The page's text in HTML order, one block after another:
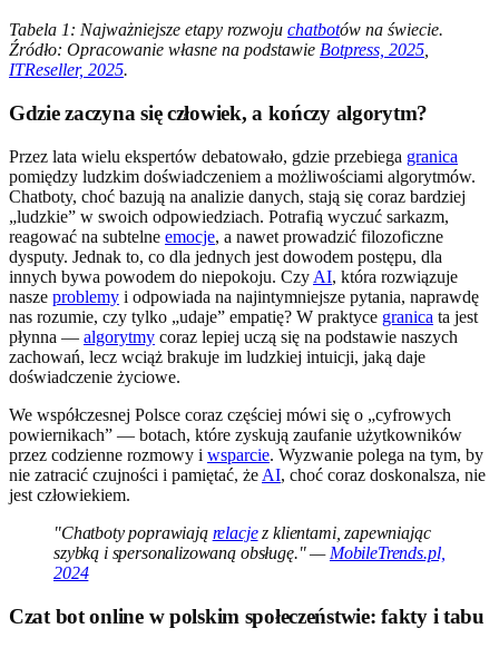
Tabela 1: Najważniejsze etapy rozwoju chatbotów na świecie.
Źródło: Opracowanie własne na podstawie Botpress, 2025
ITReseller, 2025.
Gdzie zaczyna się człowiek, a kończy algorytm?
Przez lata wielu ekspertów debatowało, gdzie przebiega granica
pomiędzy ludzkim doświadczeniem a możliwościami algorytmów.
Chatboty, choć bazują na analizie danych, stają się coraz bardziej
„ludzkie” w swoich odpowiedziach. Potrafią wyczuć sarkazm,
reagować na subtelne emocje, a nawet prowadzić filozoficzne
dysputy. Jednak to, co dla jednych jest dowodem postępu, dla
innych bywa powodem do niepokoju. Czy AI, która rozwiązuje
nasze problemy i odpowiada na najintymniejsze pytania, naprawdę
nas rozumie, czy tylko „udaje” empatię? W praktyce granica ta jest
płynna — algorytmy coraz lepiej uczą się na podstawie naszych
zachowań, lecz wciąż brakuje im ludzkiej intuicji, jaką daje
doświadczenie życiowe.
We współczesnej Polsce coraz częściej mówi się o „cyfrowych
powiernikach” — botach, które zyskują zaufanie użytkowników
przez codzienne rozmowy i wsparcie. Wyzwanie polega na tym, by
nie zatracić czujności i pamiętać, że AI, choć coraz doskonalsza, nie
jest człowiekiem.
"Chatboty poprawiają relacjez klientami, zapewniając
szybką i spersonalizowaną obsługę." — MobileTrends.pl,
2024
Czat bot online w polskim społeczeństwie: fakty i tabu